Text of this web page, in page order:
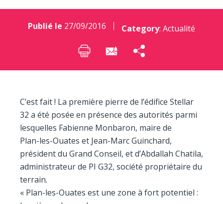
Publié le 27/09/2016 Category: Actualité
C’est fait ! La première pierre de l’édifice Stellar
32 a été posée en présence des autorités parmi
lesquelles Fabienne Monbaron, maire de
Plan-les-Ouates et Jean-Marc Guinchard,
président du Grand Conseil, et d’Abdallah Chatila,
administrateur de PI G32, société propriétaire du
terrain.
« Plan-les-Ouates est une zone à fort potentiel :